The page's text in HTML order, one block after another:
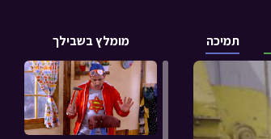
מומלץ בשבילך תמיכה